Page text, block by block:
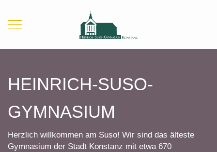
Mobile Menu Toggle
HEINRICH-SUSO-
GYMNASIUM
Herzlich willkommen am Suso! Wir sind das älteste
Gymnasium der Stadt Konstanz mit etwa 670